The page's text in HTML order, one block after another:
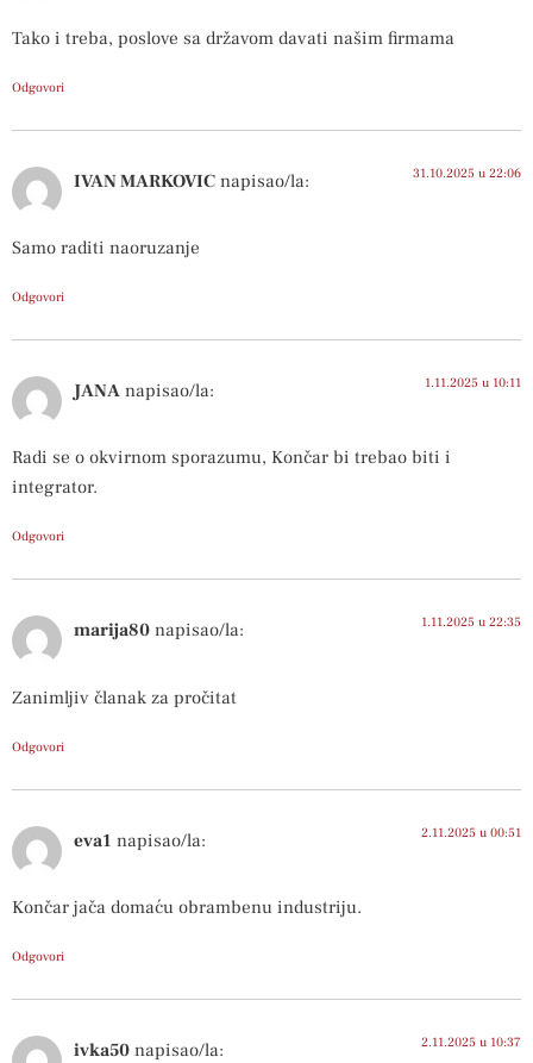
Tako i treba, poslove sa državom davati našim firmama
Odgovori
IVAN MARKOVIC napisao/la: 31.10.2025 u 22:06
Samo raditi naoruzanje
Odgovori
JANA napisao/la: 1.11.2025 u 10:11
Radi se o okvirnom sporazumu, Končar bi trebao biti i
integrator.
Odgovori
marija80 napisao/la: 1.11.2025 u 22:35
Zanimljiv članak za pročitat
Odgovori
eva1 napisao/la: 2.11.2025 u 00:51
Končar jača domaću obrambenu industriju.
Odgovori
ivka50 napisao/la: 2.11.2025 u 10:37